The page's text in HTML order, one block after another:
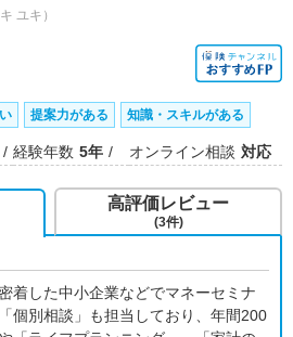
ユキ）
提案力がある 知識・スキルがある
経験年数 5年 オンライン相談 対応
着した中小企業などでマネーセミナ
個別相談」も担当しており、年間200
高評価レビュー
(3件)